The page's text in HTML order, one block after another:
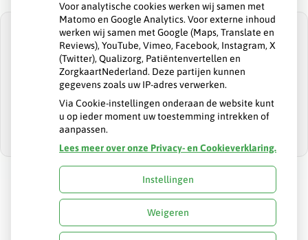
U heeft geen toestemming gegeven voor
externe inhoud die nodig is om dit te
zien.
Cookie-instellingen wijzigen
Voor analytische cookies werken wij samen met
Matomo en Google Analytics. Voor externe inhoud
werken wij samen met Google (Maps, Translate en
Reviews), YouTube, Vimeo, Facebook, Instagram, X
(Twitter), Qualizorg, Patiëntenvertellen en
ZorgkaartNederland. Deze partijen kunnen
gegevens zoals uw IP-adres verwerken.
Via Cookie-instellingen onderaan de website kunt
u op ieder moment uw toestemming intrekken of
aanpassen.
Lees meer over onze Privacy- en Cookieverklaring.
Instellingen
Weigeren